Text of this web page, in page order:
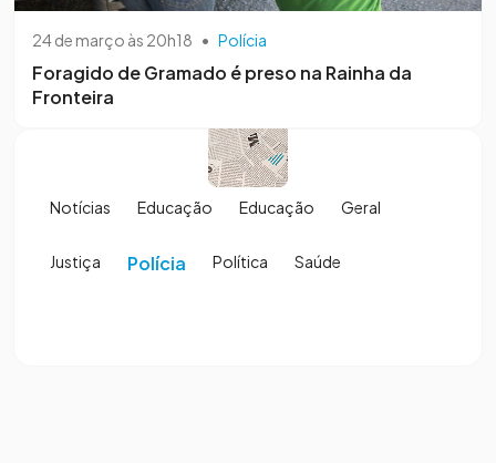
24 de março às 20h18 • Polícia
Foragido de Gramado é preso na Rainha da
Fronteira
Notícias Educação Educação Geral
Justiça Polícia Política Saúde